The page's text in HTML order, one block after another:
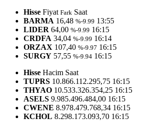
Hisse Fiyat Fark Saat
BARMA 16,48 %-9.99 13:55
LIDER 64,00 %-9.99 16:15
CRDFA 34,04 %-9.99 16:14
ORZAX 107,40 %-9.97 16:15
SURGY 57,55 %-9.94 16:15
Hisse Hacim Saat
TUPRS 10.866.112.295,75 16:15
THYAO 10.533.326.354,25 16:15
ASELS 9.985.496.484,00 16:15
CWENE 8.978.479.768,34 16:15
KCHOL 8.298.173.093,70 16:15